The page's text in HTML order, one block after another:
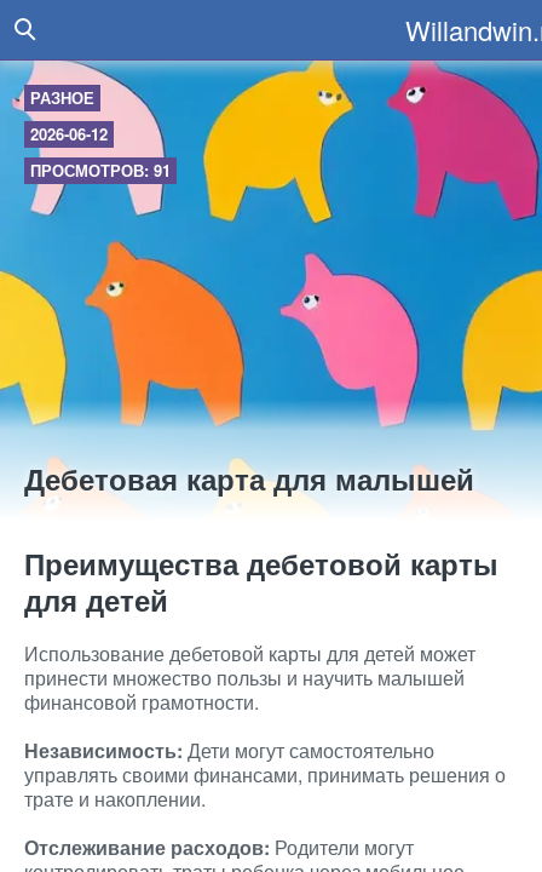
РАЗНОЕ
2026-06-12
ПРОСМОТРОВ: 91
Дебетовая карта для малышей
Преимущества дебетовой карты
для детей
Использование дебетовой карты для детей может
принести множество пользы и научить малышей
финансовой грамотности.
Независимость: Дети могут самостоятельно
управлять своими финансами, принимать решения о
трате и накоплении.
Отслеживание расходов: Родители могут